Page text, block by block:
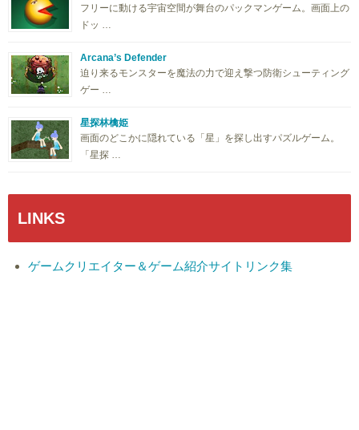
フリーに動ける宇宙空間が舞台のパックマンゲーム。画面上の
ドッ …
Arcana’s Defender
迫り来るモンスターを魔法の力で迎え撃つ防衛シューティング
ゲー …
星探林檎姫
画面のどこかに隠れている「星」を探し出すパズルゲーム。
「星探 …
LINKS
ゲームクリエイター＆ゲーム紹介サイトリンク集